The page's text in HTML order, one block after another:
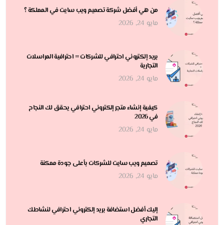
من هي أفضل شركة تصميم ويب سايت في المملكة ؟
مايو 24, 2026
بريد إلكتروني احترافي للشركات = احترافية المراسلات
التجارية
مايو 24, 2026
كيفية إنشاء متجر إلكتروني احترافي يحقق لك النجاح
في 2026
مايو 24, 2026
تصميم ويب سايت للشركات بأعلى جودة ممكنة
مايو 24, 2026
إليك أفضل استضافة بريد إلكتروني احترافي لنشاطك
التجاري